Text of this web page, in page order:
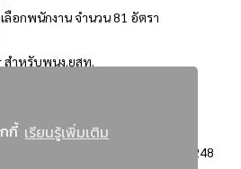
กี้ เรียนรู้เพิ่มเติม
อกพนักงาน จำนวน 81 อัตรา
สำหรับพนง.ยสท.
3248